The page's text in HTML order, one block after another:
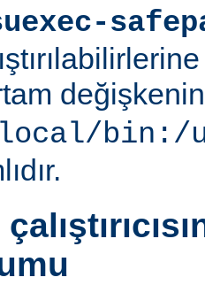
bin:/